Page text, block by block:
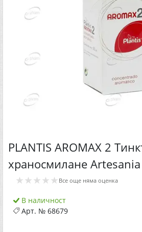
PLANTIS AROMAX 2
храносмилане
★★★★★ Все още няма оценка
В наличност
Арт. № 68679